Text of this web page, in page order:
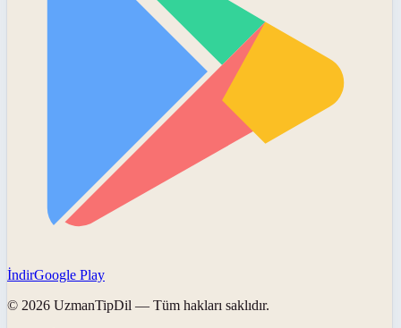
İndirGoogle Play
© 2026 UzmanTipDil — Tüm hakları saklıdır.